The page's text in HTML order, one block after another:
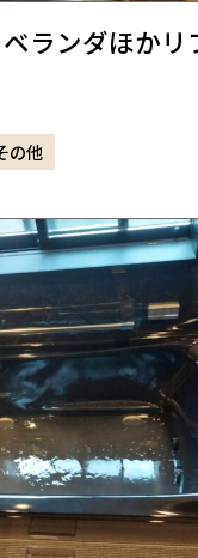
ベランダほかリ
の他